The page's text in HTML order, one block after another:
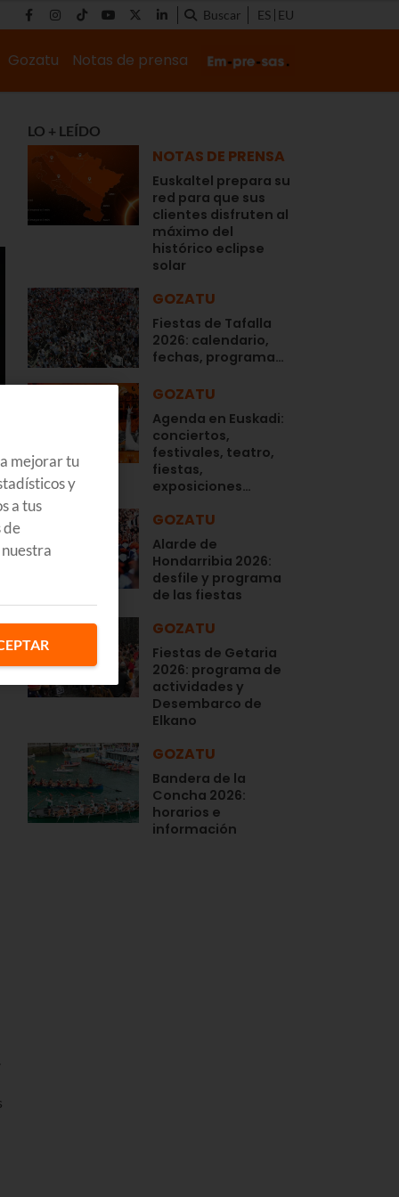
Buscar ES EU
Gozatu Notas de prensa
LO + LEÍDO
NOTAS DE PRENSA
Euskaltel prepara su
red para que sus
clientes disfruten al
máximo del
histórico eclipse
solar
GOZATU
Fiestas de Tafalla
2026: calendario,
fechas, programa…
GOZATU
Agenda en Euskadi:
conciertos,
festivales, teatro,
fiestas,
exposiciones…
GOZATU
Alarde de
Hondarribia 2026:
desfile y programa
de las fiestas
GOZATU
Fiestas de Getaria
2026: programa de
actividades y
Desembarco de
Elkano
GOZATU
Bandera de la
Concha 2026:
horarios e
información
mejorar tu
y
a tus
de